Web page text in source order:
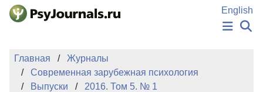
Перейти к основному содержанию
English
НОВОСТИ
ИЗДАНИЯ
АВТОРЫ
Главная
Журналы
Современная зарубежная психология
Выпуски
2016. Том 5. № 1